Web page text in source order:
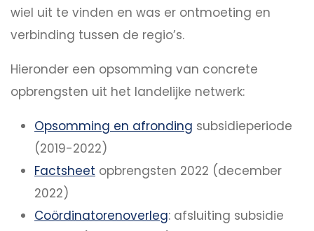
wiel uit te vinden en was er ontmoeting en
verbinding tussen de regio’s.
Hieronder een opsomming van concrete
opbrengsten uit het landelijke netwerk:
Opsomming en afronding subsidieperiode
(2019-2022)
Factsheet opbrengsten 2022 (december
2022)
Coördinatorenoverleg: afsluiting subsidie